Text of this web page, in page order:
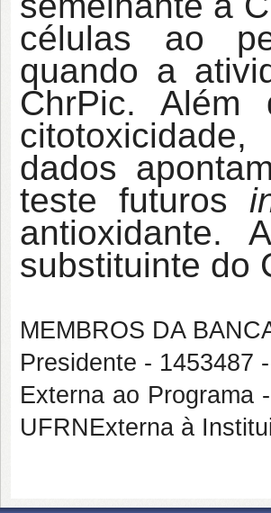
células ao
quando a
ChrPic.
dados
teste futuros
antioxidante.
substituinte do
MEMBROS DA
Presidente - 1453487
Externa ao Programa
UFRNExterna à